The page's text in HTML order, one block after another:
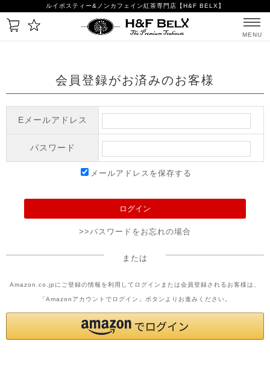
ルイボスティー&ノンカフェイン紅茶専門店【H&F BELX】
MENU
会員登録がお済みのお客様
Eメールアドレス
パスワード
メールアドレスを保存する
>>パスワードをお忘れの場合
または
Amazon.co.jpにご登録の情報を利用してログインまたは会員登録されるお客様は、
「Amazonアカウントでログイン」ボタンよりお進みください。